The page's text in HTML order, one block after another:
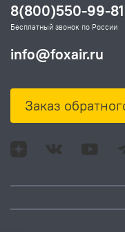
8(800)550-99-81
Бесплатный звонок по России
info@foxair.ru
Заказ